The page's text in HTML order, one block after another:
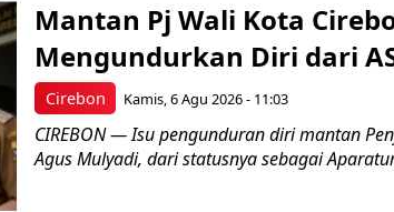
Cirebon
Mantan Pj Wali Kota
Mengundurkan Diri dari
Kamis, 6 Agu 2026 - 11:03
CIREBON — Isu pengunduran diri mantan
Agus Mulyadi, dari statusnya sebagai